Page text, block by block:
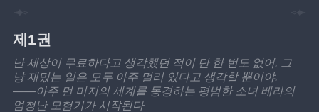
제1권
난 세상이 무료하다고 생각했던 적이 단 한 번도 없어. 그
냥 재밌는 일은 모두 아주 멀리 있다고 생각할 뿐이야.
——아주 먼 미지의 세계를 동경하는 평범한 소녀 베라의
엄청난 모험기가 시작된다